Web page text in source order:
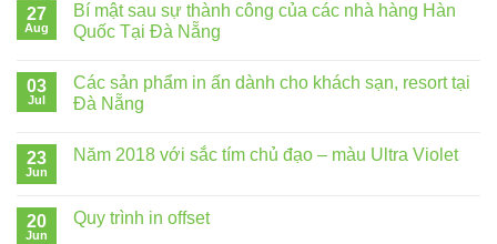
27
Aug
Bí mật sau sự thành công của các nhà hàng Hàn
Quốc Tại Đà Nẵng
03
Jul
Các sản phẩm in ấn dành cho khách sạn, resort tại
Đà Nẵng
23
Jun
Năm 2018 với sắc tím chủ đạo – màu Ultra Violet
20
Jun
Quy trình in offset